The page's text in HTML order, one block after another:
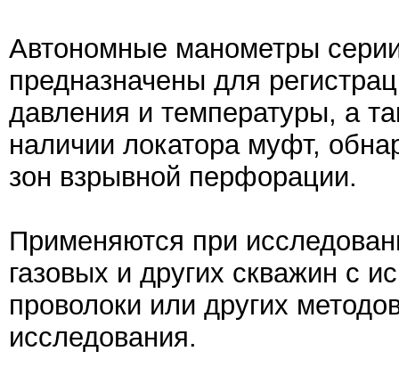
Автономные манометры
предназначены для
давления и температуры, а
наличии локатора муфт,
зон взрывной перфорации.
Применяются при
газовых и других скважин c
проволоки или других
исследования.